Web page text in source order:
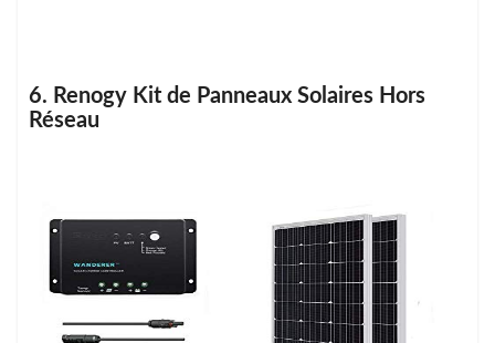
6. Renogy Kit de Panneaux Solaires Hors
Réseau